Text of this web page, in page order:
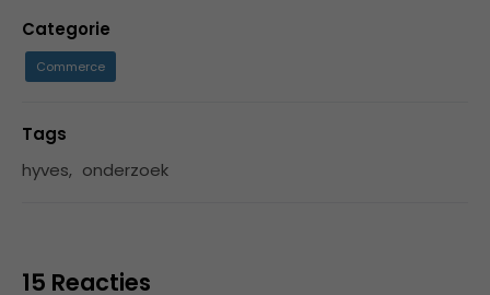
Categorie
Commerce
Tags
hyves, onderzoek
15 Reacties